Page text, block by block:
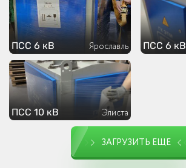
ПСС 6 кВ Ярославль ПСС 6 кВ
ПСС 10 кВ Элиста
ЗАГРУЗИТЬ ЕЩЕ